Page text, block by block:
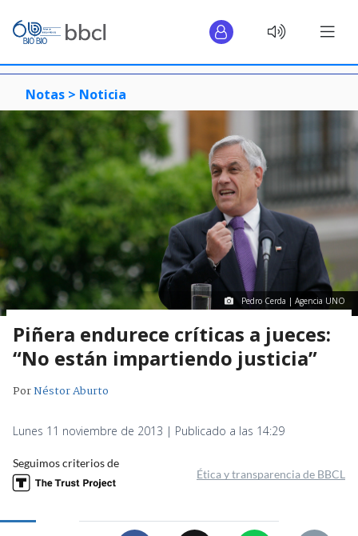
Notas > Noticia
Pedro Cerda | Agencia UNO
Piñera endurece críticas a jueces:
“No están impartiendo justicia”
PorNéstor Aburto
Lunes 11 noviembre de 2013 | Publicado a las 14:29
Seguimos criterios de
Ética y transparencia de BBCL